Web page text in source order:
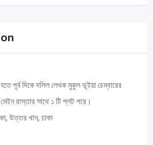
পূর্ব দিকে দলিল লেখক মুকুল ভূইয়া চেম্বারের
রাস্তার সাথে ১ টি প্লট পরে।
উত্তর খান, ঢাকা